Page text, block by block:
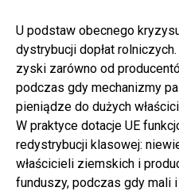
U podstaw obecnego
dystrybucji dopłat
zyski zarówno od
podczas gdy mechanizmy
pieniądze do dużych
W praktyce dotacje UE
redystrybucji klasowej:
właścicieli ziemskich i
funduszy, podczas gdy mali